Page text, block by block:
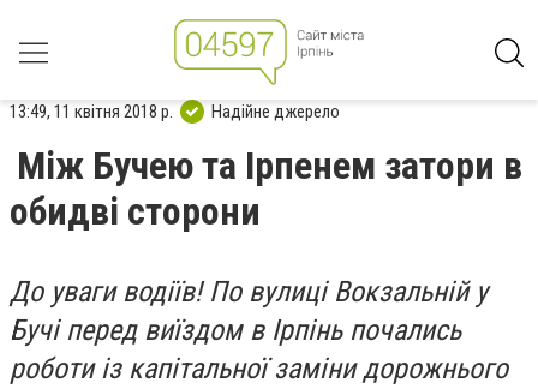
13:49, 11 квітня 2018 р. Надійне джерело
Між Бучею та Ірпенем затори в
обидві сторони
До уваги водіїв! По вулиці Вокзальній у
Бучі перед виїздом в Ірпінь почались
роботи із капітальної заміни дорожнього